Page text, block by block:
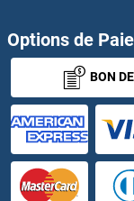
HCCS Anticorps
HCFC1 Anticorps
HCFC1R1
HCFC2 Anticorps
Options de
BON